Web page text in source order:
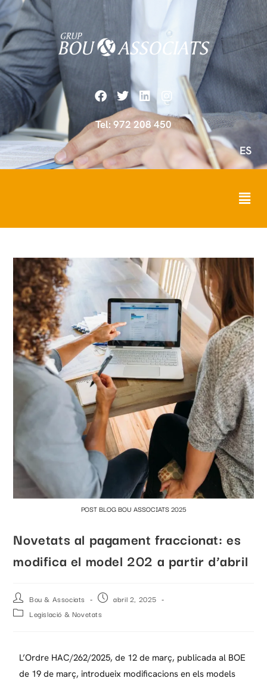
Tel: 972 208 450
ES
POST BLOG BOU ASSOCIATS 2025
Novetats al pagament fraccionat: es
modifica el model 202 a partir d’abril
Bou & Associats
abril 2, 2025
Legislació & Novetats
L’Ordre HAC/262/2025, de 12 de març, publicada al BOE
de 19 de març, introdueix modificacions en els models